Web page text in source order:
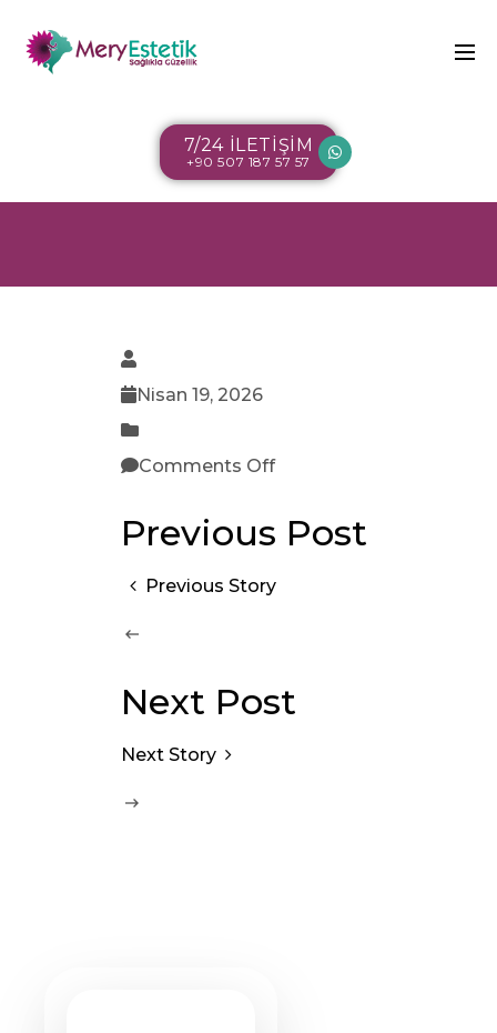
7/24 İLETİŞİM
+90 507 187 57 57
Nisan 19, 2026
Comments Off
Previous Post
Previous Story
Next Post
Next Story